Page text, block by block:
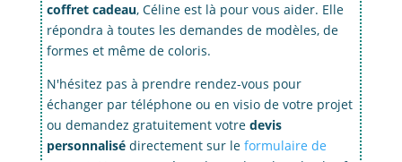
coffret cadeau, Céline est là pour vous aider. Elle
répondra à toutes les demandes de modèles, de
formes et même de coloris.
N'hésitez pas à prendre rendez-vous pour
échanger par téléphone ou en visio de votre projet
ou demandez gratuitement votre devis
personnalisédirectement sur le formulaire de